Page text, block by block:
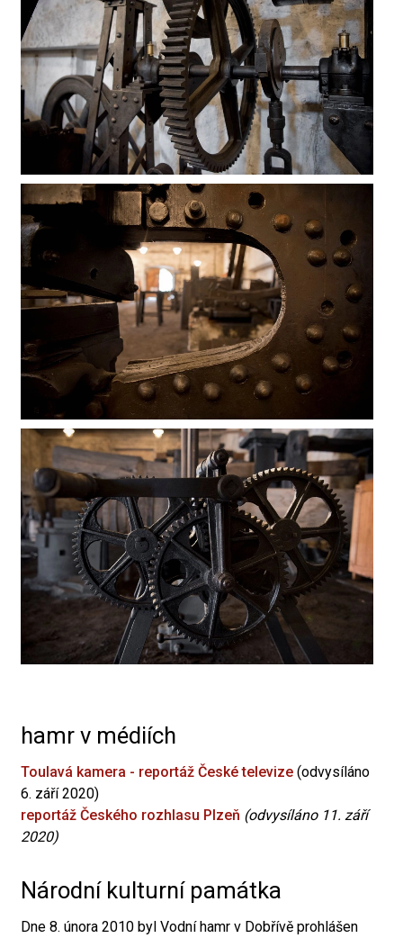
hamr v médiích
Toulavá kamera - reportáž České televize (odvysíláno
6. září 2020)
reportáž Českého rozhlasu Plzeň (odvysíláno 11. září
2020)
Národní kulturní památka
Dne 8. února 2010 byl Vodní hamr v Dobřívě prohlášen